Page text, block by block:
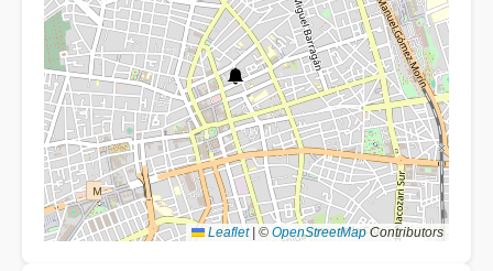
Leaflet © OpenStreetMapContributors